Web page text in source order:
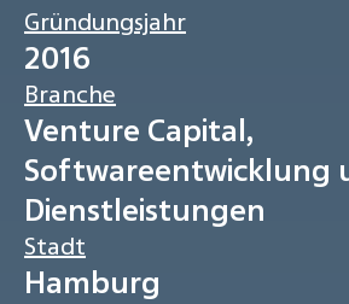
Gründungsjahr
2016
Branche
Venture Capital,
Softwareentwicklung
Dienstleistungen
Stadt
Hamburg